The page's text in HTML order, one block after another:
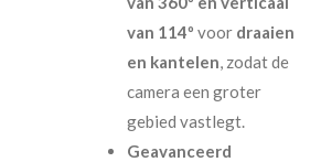
van 114º voor draaien
en kantelen, zodat de
camera een groter
gebied vastlegt.
Geavanceerd